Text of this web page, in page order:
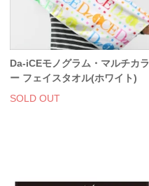
Da-iCEモノグラム・マルチカラ
ー フェイスタオル(ホワイト)
SOLD OUT